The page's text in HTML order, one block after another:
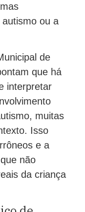
ou a
de
que há
interpretar
muitas
Isso
e a
não
da criança